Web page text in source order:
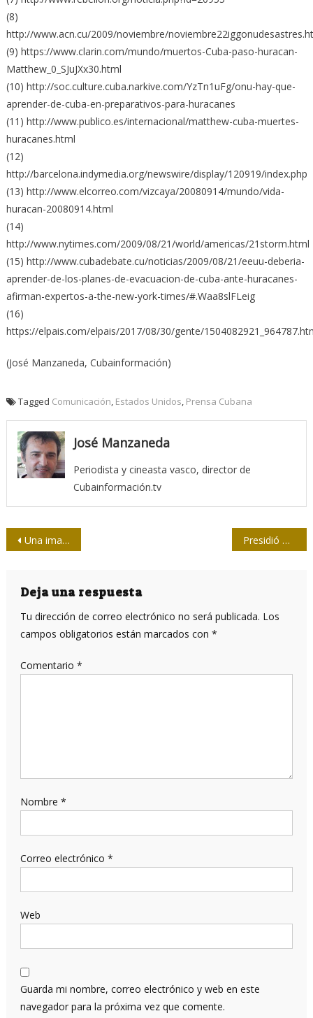
(8)
http://www.acn.cu/2009/noviembre/
(9) https://www.clarin.com/mundo/muertos-Cuba-paso-huracan-
Matthew_0_SJuJXx30.html
(10) http://soc.culture.cuba.narkive.com/YzTn1uFg/onu-hay-que-
aprender-de-cuba-en-preparativos-para-huracanes
(11) http://www.publico.es/internacional/matthew-cuba-muertes-
huracanes.html
(12)
http://barcelona.indymedia.org/newswire/display/120919/index.php
(13) http://www.elcorreo.com/vizcaya/20080914/mundo/vida-
huracan-20080914.html
(14)
http://www.nytimes.com/2009/08/21/world/americas/21storm.html
(15) http://www.cubadebate.cu/noticias/2009/08/21/eeuu-deberia-
aprender-de-los-planes-de-evacuacion-de-cuba-ante-huracanes-
afirman-expertos-a-the-new-york-times/#.Waa8slFLeig
(16)
https://elpais.com/elpais/2017/08/30/gente/
(José Manzaneda, Cubainformación)
Tagged Comunicación, Estados Unidos, Prensa Cubana
José Manzaneda
Periodista y cineasta vasco, director de
Cubainformación.tv
Navegación
entradas
Una imagen inusual en el Malecón habanero Presidió Raúl acto por el LX aniversario del Cinco de Septiembre
Deja una respuesta
Tu dirección de correo electrónico no será publicada. Los
campos obligatorios están marcados con *
Comentario *
Nombre *
Correo electrónico *
Web
Guarda mi nombre, correo electrónico y web en este
navegador para la próxima vez que comente.